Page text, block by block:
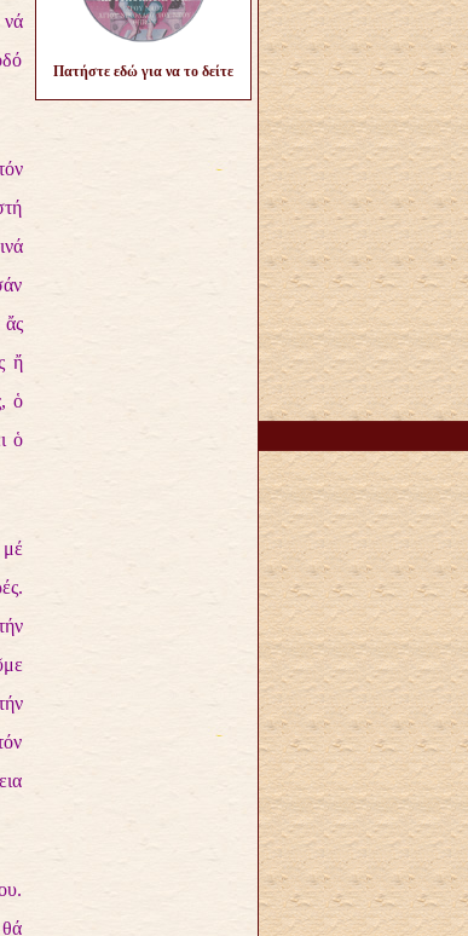
νά
ἤ
ὁ
ὁ
Πατήστε εδώ για να το δείτε